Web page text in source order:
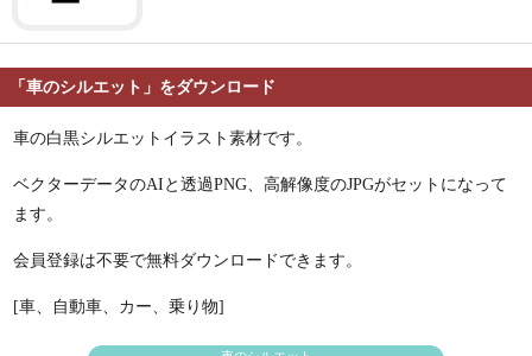
「車のシルエット」をダウンロード
車の白黒シルエットイラスト素材です。
ベクターデータのAIと透過PNG、高解像度のJPGがセットになって
ます。
会員登録は不要で無料ダウンロードできます。
[車、自動車、カー、乗り物]